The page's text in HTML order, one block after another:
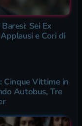
Sei Ex
e Cori di
Cinque Vittime in
Autobus, Tre